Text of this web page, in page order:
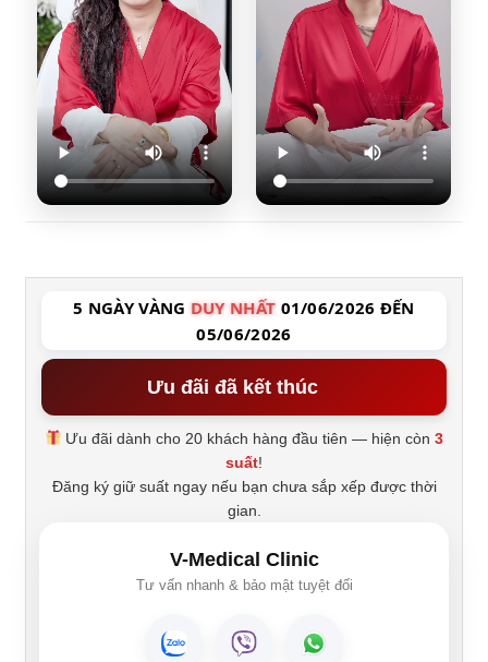
5 NGÀY VÀNG DUY NHẤT 01/06/2026 ĐẾN
05/06/2026
Ưu đãi đã kết thúc
Ưu đãi dành cho 20 khách hàng đầu tiên — hiện còn3
suất!
Đăng ký giữ suất ngay nếu bạn chưa sắp xếp được thời
gian.
V-Medical Clinic
Tư vấn nhanh & bảo mật tuyệt đối